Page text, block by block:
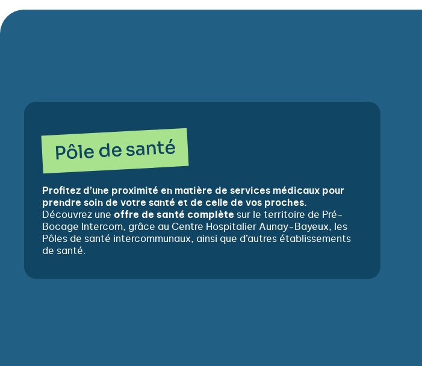
Pôle de santé
Profitez d’une proximité en matière de services médicaux pour
prendre soin de votre santé et de celle de vos proches.
Découvrez une offre de santé complète sur le territoire de Pré-
Bocage Intercom, grâce au Centre Hospitalier Aunay-Bayeux, les
Pôles de santé intercommunaux, ainsi que d’autres établissements
de santé.